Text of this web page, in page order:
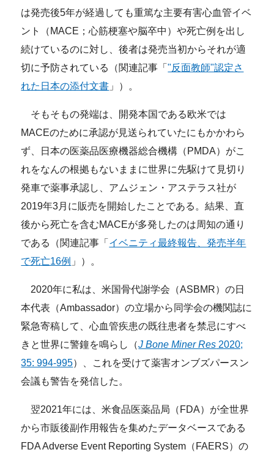
は発売後5年が経過しても重篤な主要有害心血管イベ
ント（MACE；心筋梗塞や脳卒中）や死亡例を出し
続けているのに対し、後者は発売当初からそれが適
切に予防されている（関連記事「"反面教師"認定さ
れた日本の添付文書 」）。
そもそもの発端は、開発本国である欧米では
MACEのために承認が見送られていたにもかかわら
ず、日本の医薬品医療機器総合機構（PMDA）がこ
れをなんの根拠もないままに世界に先駆けて見切り
発車で薬事承認し、アムジェン・アステラス社が
2019年3月に販売を開始したことである。結果、直
後から死亡を含むMACEが多発したのは周知の通り
である（関連記事「 イベニティ最終報告、発売半年
で死亡16例 」）。
2020年に私は、米国骨代謝学会（ASBMR）の日
本代表（Ambassador）の立場から同学会の機関誌に
緊急寄稿して、心血管疾患の既往患者を禁忌にすべ
きと世界に警鐘を鳴らし（J Bone Miner Res 2020;
35: 994-995）、これを受けて薬害オンブズパースン
会議も警告を発信した。
翌2021年には、米食品医薬品局（FDA）が全世界
から市販後副作用報告を集めたデータベースである
FDA Adverse Event Reporting System（FAERS）の